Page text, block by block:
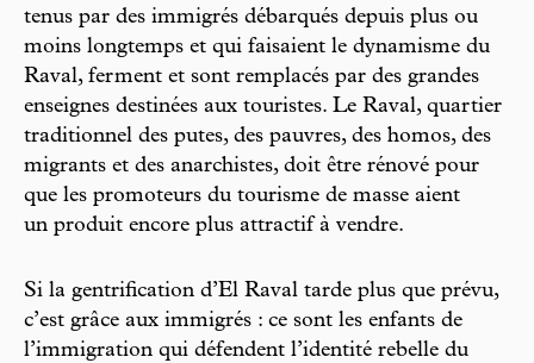
tenus par des immigrés débarqués depuis plus ou
moins longtemps et qui faisaient le dynamisme du
Raval, ferment et sont remplacés par des grandes
enseignes destinées aux touristes. Le Raval, quartier
traditionnel des putes, des pauvres, des homos, des
migrants et des anarchistes, doit être rénové pour
que les promoteurs du tourisme de masse aient
un produit encore plus attractif à vendre.
Si la gentrification d’El Raval tarde plus que prévu,
c’est grâce aux immigrés : ce sont les enfants de
l’immigration qui défendent l’identité rebelle du